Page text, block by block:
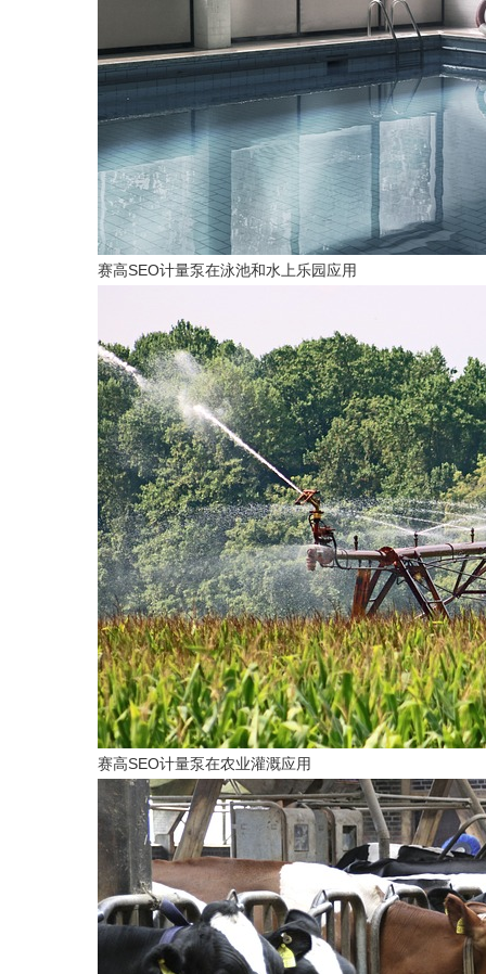
赛高SEO计量泵在泳池和水上乐园应用
赛高SEO计量泵在农业灌溉应用